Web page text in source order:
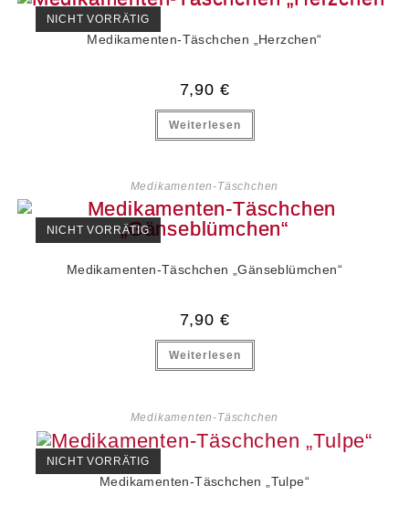
NICHT VORRÄTIG
Medikamenten-Täschchen „Herzchen“
7,90 €
Weiterlesen
Medikamenten-Täschchen
NICHT VORRÄTIG
Medikamenten-Täschchen „Gänseblümchen“
7,90 €
Weiterlesen
Medikamenten-Täschchen
NICHT VORRÄTIG
Medikamenten-Täschchen „Tulpe“